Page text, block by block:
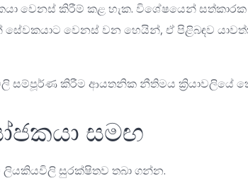
වෙනස් කිරීම් කළ හැක. විශේෂයෙන් සත්කාරක
වෙනස් වන හෙයින්, ඒ පිළිබඳව
සම්පූර්ණ කිරීම ආයතනික නීතිමය ක්‍රියාවලියේ
සමඟ
ලියකියවිලි සුරක්ෂිතව තබා ගන්න.